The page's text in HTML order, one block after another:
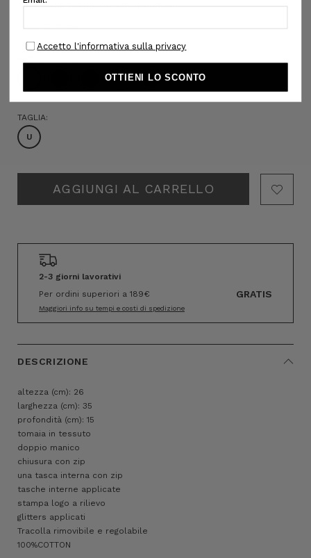
Confezione regalo:
TAGLIA:
U
2-3 giorni lavorativi
Per ordini superiori a 189€
GRATIS
Maggiori info su tempi e costi di spedizione
DESCRIZIONE
altezza (cm): 26
larghezza (cm): 35
profondità (cm): 15
tomaia in tessuto
doppio manico
chiusura con zip
una tasca interna con zip
tasche interne applicate
stampa logo a rilievo
glitters applicati
Tracolla rimovibile e regolabile
100%COTTON